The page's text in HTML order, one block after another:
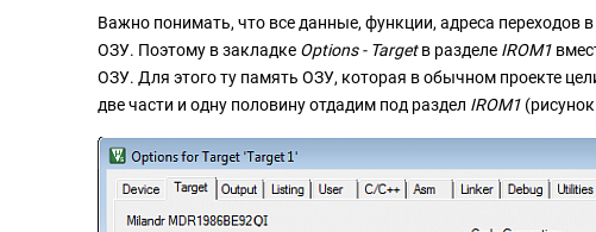
Важно понимать, что все данные, функции, адреса переходов
ОЗУ. Поэтому в закладке Options - Targetв разделе IROM1
ОЗУ. Для этого ту память ОЗУ, которая в обычном проекте
две части и одну половину отдадим под раздел IROM1